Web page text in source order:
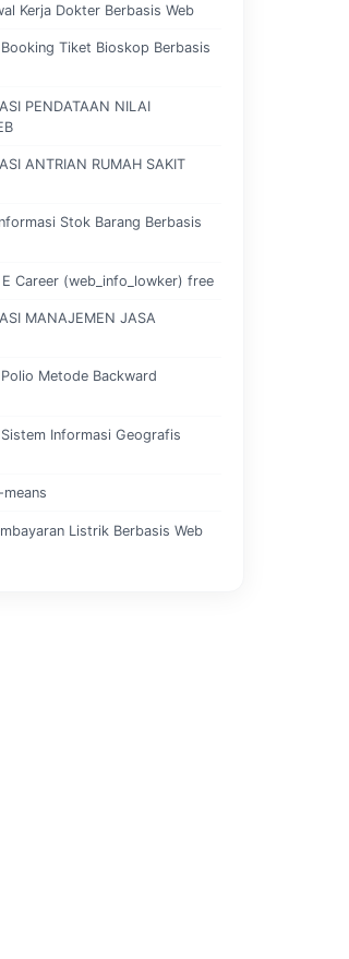
Kerja Dokter Berbasis Web
Tiket Bioskop Berbasis
PENDATAAN NILAI
ANTRIAN RUMAH SAKIT
Stok Barang Berbasis
Career (web_info_lowker) free
MANAJEMEN JASA
Metode Backward
Informasi Geografis
Listrik Berbasis Web